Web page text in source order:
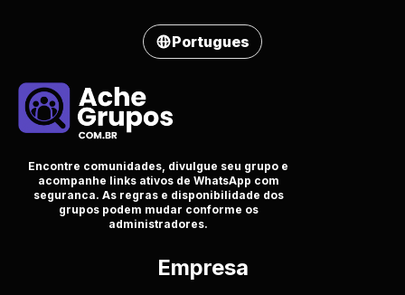
Portugues
Encontre comunidades, divulgue seu grupo e
acompanhe links ativos de WhatsApp com
seguranca. As regras e disponibilidade dos
grupos podem mudar conforme os
administradores.
Empresa